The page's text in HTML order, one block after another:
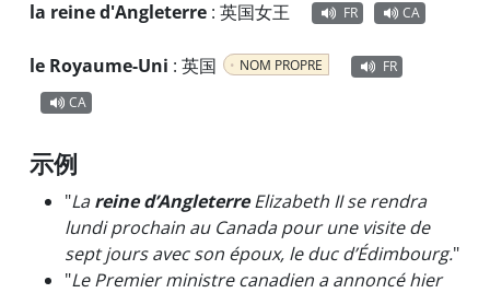
la reine d'Angleterre : 英国女王 FR CA
le Royaume-Uni : 英国 NOM PROPRE
FR
CA
示例
"Lareine d’AngleterreElizabeth II se rendra
lundi prochain au Canada pour une visite de
sept jours avec son époux, le duc d’Édimbourg."
"Le Premier ministre canadien a annoncé hier